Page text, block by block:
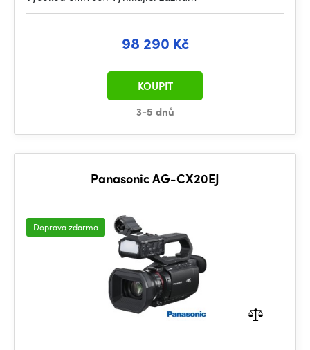
98 290 Kč
3-5 dnů
KOUPIT
Panasonic AG-CX20EJ
Doprava zdarma